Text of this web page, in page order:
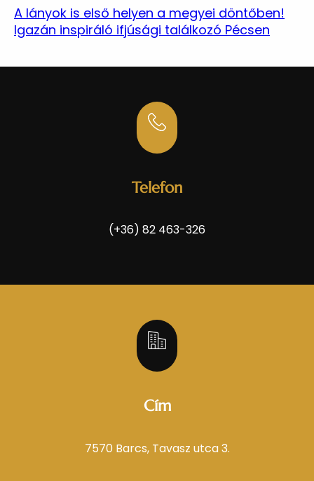
A lányok is első helyen a megyei döntőben!
Igazán inspiráló ifjúsági találkozó Pécsen
Telefon
(+36) 82 463-326
Cím
7570 Barcs, Tavasz utca 3.